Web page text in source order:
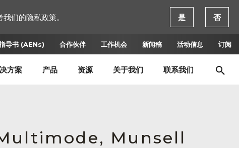
导书 (AENs) 合作伙伴 工作机会 新闻稿 活动信息 订阅
方案 产品 资源 关于我们 联系我们
Munsell
们的隐私政策。 是 否